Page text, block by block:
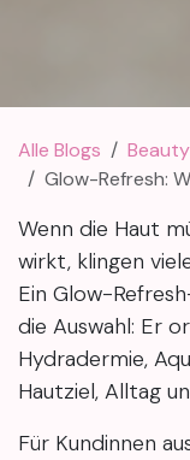
Alle Blogs
Glow-Refresh:
Wenn die Haut
wirkt, klingen
Ein Glow-
die Auswahl: Er
Hydradermie,
Hautziel, Alltag
Für Kundinnen